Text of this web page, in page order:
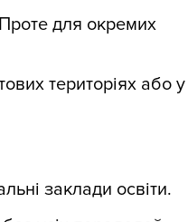
Проте для окремих
територіях або у
заклади освіти.